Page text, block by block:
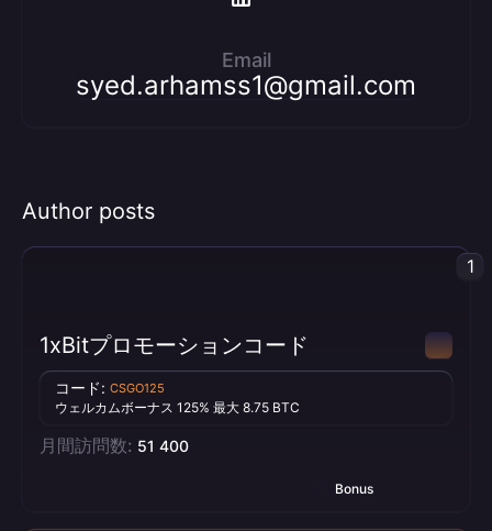
Email
syed.arhamss1@gmail.com
Author posts
1
1xBitプロモーションコード
コード: CSGO125
ウェルカムボーナス 125% 最大 8.75 BTC
月間訪問数: 51 400
Bonus